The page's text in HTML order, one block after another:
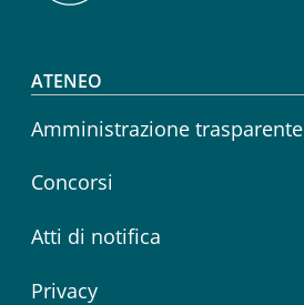
Footer menu
ATENEO
Amministrazione trasparente
Concorsi
Atti di notifica
Privacy